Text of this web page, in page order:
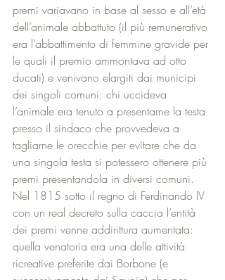
premi variavano in base al sesso e all’età
dell’animale abbattuto (il più remunerativo
era l’abbattimento di femmine gravide per
le quali il premio ammontava ad otto
ducati) e venivano elargiti dai municipi
dei singoli comuni: chi uccideva
l’animale era tenuto a presentarne la testa
presso il sindaco che provvedeva a
tagliarne le orecchie per evitare che da
una singola testa si potessero ottenere più
premi presentandola in diversi comuni.
Nel 1815 sotto il regno di Ferdinando IV
con un real decreto sulla caccia l’entità
dei premi venne addirittura aumentata:
quella venatoria era una delle attività
ricreative preferite dai Borbone (e